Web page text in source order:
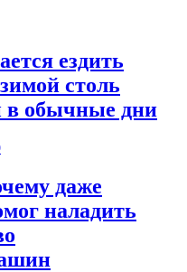
ездить
столь
в обычные дни
даже
наладить